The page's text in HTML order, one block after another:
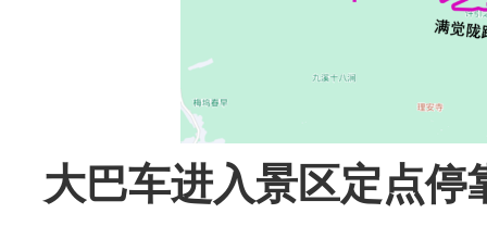
大巴车进入景区定点停